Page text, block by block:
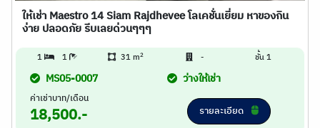
ให้เช่า Maestro 14 Siam Rajdhevee โลเคชั่นเยี่ยม หาของกิน
ง่าย ปลอดภัย รีบเลยด่วนๆๆๆ
1 1 31 m2 - ชั้น 1
MS05-0007 ว่างให้เช่า
ค่าเช่าบาท/เดือน
18,500.- รายละเอียด